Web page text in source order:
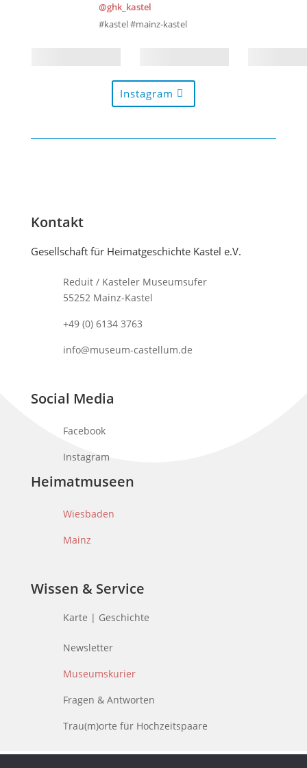
@ghk_kastel
#kastel #mainz-kastel
Instagram
Kontakt
Gesellschaft für Heimatgeschichte Kastel e.V.
Reduit / Kasteler Museumsufer
55252 Mainz-Kastel
+49 (0) 6134 3763
info@museum-castellum.de
Social Media
Facebook
Instagram
Heimatmuseen
Wiesbaden
Mainz
Wissen & Service
Karte | Geschichte
Newsletter
Museumskurier
Fragen & Antworten
Trau(m)orte für Hochzeitspaare